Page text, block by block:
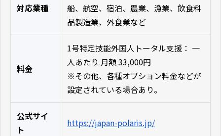
対応業種
船、航空、宿泊、農業、漁業、飲食料
品製造業、外食業など
料金
1号特定技能外国人トータル支援： 一
人あたり 月額 33,000円
※その他、各種オプション料金などが
設定されている場合あり。
公式サイ
ト
https://japan-polaris.jp/